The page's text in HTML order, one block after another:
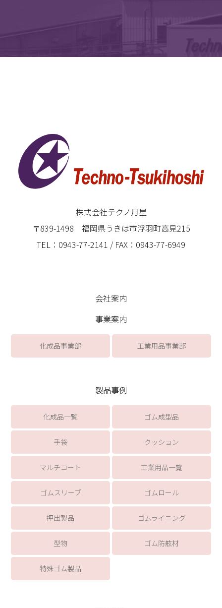
株式会社テクノ月星
〒839-1498 福岡県うきは市浮羽町高見215
TEL：0943-77-2141 / FAX：0943-77-6949
会社案内
事業案内
化成品事業部 工業用品事業部
製品事例
化成品一覧 ゴム成型品
手袋 クッション
マルチコート 工業用品一覧
ゴムスリーブ ゴムロール
押出製品 ゴムライニング
型物 ゴム防舷材
特殊ゴム製品